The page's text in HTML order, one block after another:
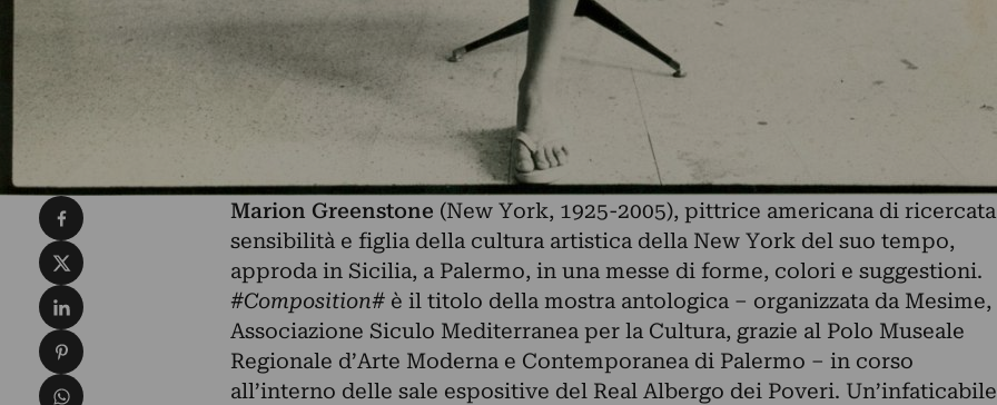
Marion Greenstone (New York, 1925-2005), pittrice americana di ricercata
sensibilità e figlia della cultura artistica della New York del suo tempo,
approda in Sicilia, a Palermo, in una messe di forme, colori e suggestioni.
#Composition#è il titolo della mostra antologica – organizzata da Mesime,
Associazione Siculo Mediterranea per la Cultura, grazie al Polo Museale
Regionale d’Arte Moderna e Contemporanea di Palermo – in corso
all’interno delle sale espositive del Real Albergo dei Poveri. Un’infaticabile
Condividi su Facebook
Condividi su X
Condividi su LinkedIn
Condividi su Pinterest
Condividi su WhatsApp